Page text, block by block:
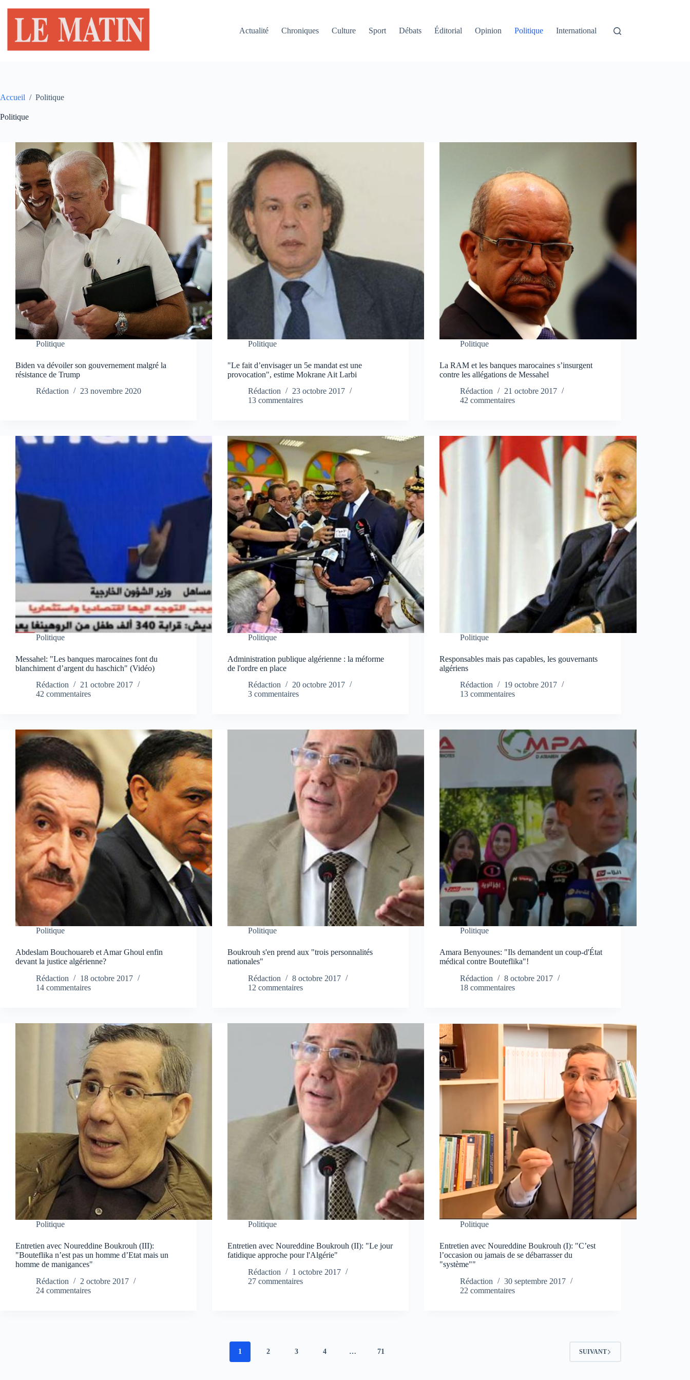
contenu
Actualité
Chroniques Culture Sport Débats Éditorial Opinion Politique International
Accueil / Politique
Politique
Politique
Biden va dévoiler son gouvernement malgré la
résistance de Trump
Rédaction
23 novembre 2020
Politique
"Le fait d’envisager un 5e mandat est une
provocation", estime Mokrane Ait Larbi
Rédaction
23 octobre 2017
13 commentaires
Politique
La RAM et les banques marocaines s’insurgent
contre les allégations de Messahel
Rédaction
21 octobre 2017
42 commentaires
Politique
Messahel: "Les banques marocaines font du
blanchiment d’argent du haschich" (Vidéo)
Rédaction
21 octobre 2017
42 commentaires
Politique
Administration publique algérienne : la méforme
de l'ordre en place
Rédaction
20 octobre 2017
3 commentaires
Politique
Responsables mais pas capables, les gouvernants
algériens
Rédaction
19 octobre 2017
13 commentaires
Politique
Abdeslam Bouchouareb et Amar Ghoul enfin
devant la justice algérienne?
Rédaction
18 octobre 2017
14 commentaires
Politique
Boukrouh s'en prend aux "trois personnalités
nationales"
Rédaction
8 octobre 2017
12 commentaires
Politique
Amara Benyounes: "Ils demandent un coup-d'État
médical contre Bouteflika"!
Rédaction
8 octobre 2017
18 commentaires
Politique
Entretien avec Noureddine Boukrouh (III):
"Bouteflika n’est pas un homme d’Etat mais un
homme de manigances"
Rédaction
2 octobre 2017
24 commentaires
Politique
Entretien avec Noureddine Boukrouh (II): "Le jour
fatidique approche pour l'Algérie"
Rédaction
1 octobre 2017
27 commentaires
Politique
Entretien avec Noureddine Boukrouh (I): "C’est
l’occasion ou jamais de se débarrasser du
"système""
Rédaction
30 septembre 2017
22 commentaires
1 2 3 4 … 71 SUIVANT